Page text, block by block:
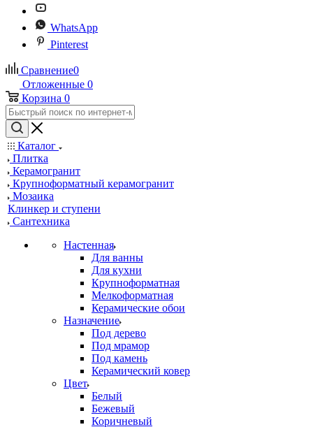
WhatsApp
Pinterest
Сравнение0
Отложенные 0
Корзина 0
Каталог
Плитка
Керамогранит
Крупноформатный керамогранит
Мозаика
Клинкер и ступени
Сантехника
Настенная
Для ванны
Для кухни
Крупноформатная
Мелкоформатная
Керамические обои
Назначение
Под дерево
Под мрамор
Под камень
Керамический ковер
Цвет
Белый
Бежевый
Коричневый